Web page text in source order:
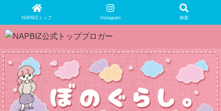
NAPBIZトップ Instagram 検索